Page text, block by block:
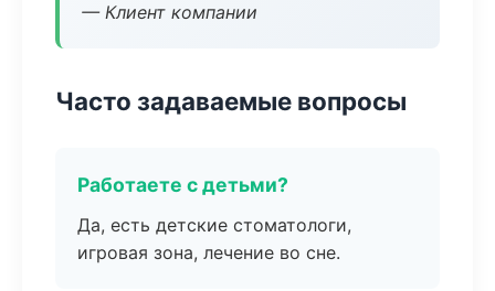
— Клиент компании
Часто задаваемые вопросы
Работаете с детьми?
Да, есть детские стоматологи,
игровая зона, лечение во сне.